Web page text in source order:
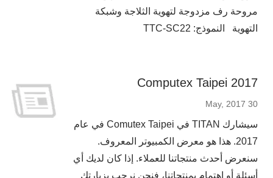
مروحة رف مزدوجة لتهوية الثلاجة وشبكة
التهوية النموذج: TTC-SC22
Computex Taipei 2017
30 May, 2017
سيشارك TITAN في Comutex Taipei في عام
2017. هذا هو معرض الكمبيوتر المعروف.
سنعرض أحدث منتجاتنا للعملاء. إذا كان لديك أي
أسئلة أو اهتمام بمنتجاتنا، فنحن نرحب بزيارتك